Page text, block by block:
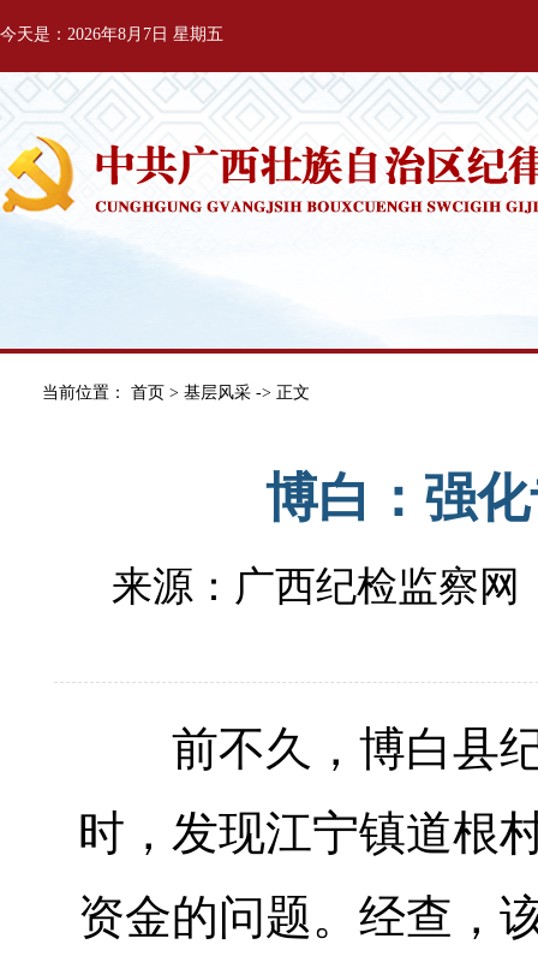
今天是：2026年8月7日 星期五
当前位置： 首页 > 基层风采 -> 正文
博白：强
来源：广西纪检监察网
前不久，博白县纪
时，发现江宁镇道根
资金的问题。经查，